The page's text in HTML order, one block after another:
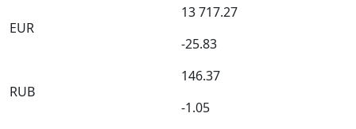
EUR
13 717.27
-25.83
RUB
146.37
-1.05